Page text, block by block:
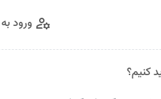
manage_accounts ورود
کنیم؟